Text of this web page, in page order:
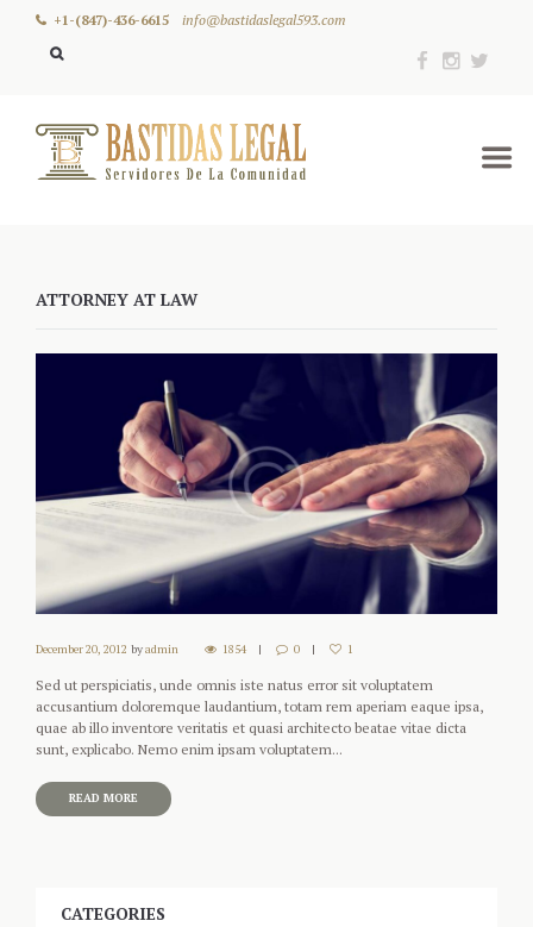
+1-(847)-436-6615 info@bastidaslegal593.com
ATTORNEY AT LAW
December 20, 2012 byadmin 1854 0 1
Sed ut perspiciatis, unde omnis iste natus error sit voluptatem
accusantium doloremque laudantium, totam rem aperiam eaque ipsa,
quae ab illo inventore veritatis et quasi architecto beatae vitae dicta
sunt, explicabo. Nemo enim ipsam voluptatem...
READ MORE
CATEGORIES